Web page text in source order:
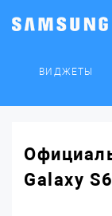
ВИДЖЕТЫ
Galaxy